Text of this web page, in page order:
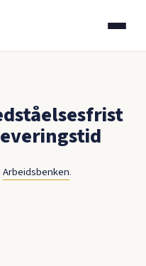
Arbeidsbenken.